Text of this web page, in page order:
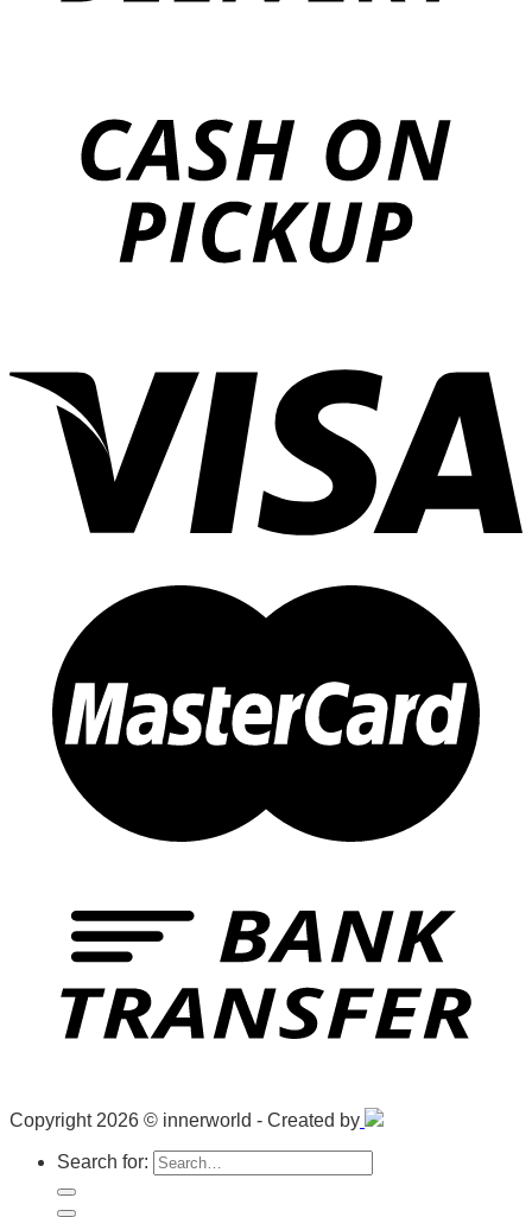
Copyright 2026 © innerworld - Created by
Search for: